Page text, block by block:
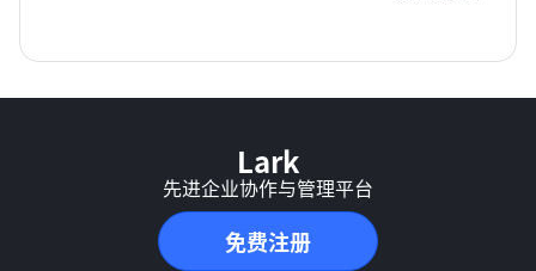
Lark
先进企业协作与管理平台
免费注册